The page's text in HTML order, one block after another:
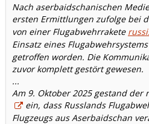
Nach aserbaidschanischen
ersten Ermittlungen zufolge bei
von einer Flugabwehrrakete
Einsatz eines
getroffen worden. Die
zuvor komplett gestört gewesen.
...
Am 9. Oktober 2025 gestand der
ein, dass Russlands
Flugzeugs aus Aserbaidschan